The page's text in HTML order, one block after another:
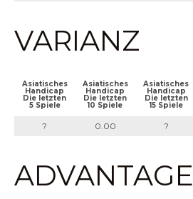
VARIANZ
Asiatisches
Handicap
Die letzten
5 Spiele
Asiatisches
Handicap
Die letzten
10 Spiele
Asiatisches
Handicap
Die letzten
15 Spiele
? 0.00 ?
ADVANTAGE